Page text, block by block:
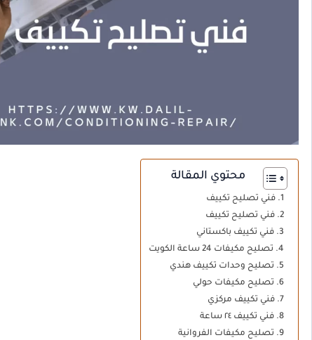
محتوي المقالة
فني تصليح تكييف
فني تصليح تكييف
فني تكييف باكستاني
تصليح مكيفات 24 ساعة الكويت
تصليح وحدات تكييف هندي
تصليح مكيفات حولي
فني تكييف مركزي
فني تكييف ٢٤ ساعة
تصليح مكيفات الفروانية